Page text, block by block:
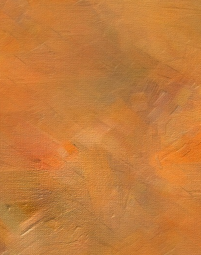
en la primera mitad del siglo XIX y lo sublime
2026 Carbonero Sol.